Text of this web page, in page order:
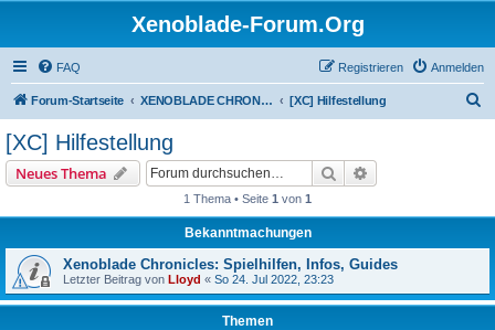
Xenoblade-Forum.Org
FAQ Anmelden
Registrieren
Forum-Startseite XENOBLADE CHRONICLES / DEFINITIVE EDITION / FUTURE CONNECTED [XC] Hilfestellung
[XC] Hilfestellung
Neues Thema Suche
1 Thema • Seite 1 von 1
Bekanntmachungen
Xenoblade Chronicles: Spielhilfen, Infos, Guides
Letzter Beitrag von Lloyd « So 24. Jul 2022, 23:23
Themen